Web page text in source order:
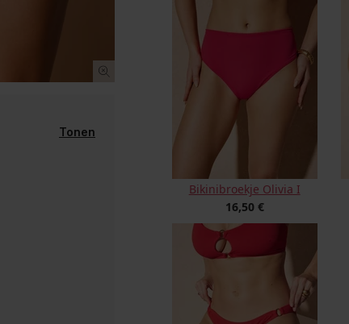
Tonen
Bikinibroekje Olivia I
16,50 €